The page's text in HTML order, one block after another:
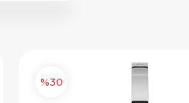
%30